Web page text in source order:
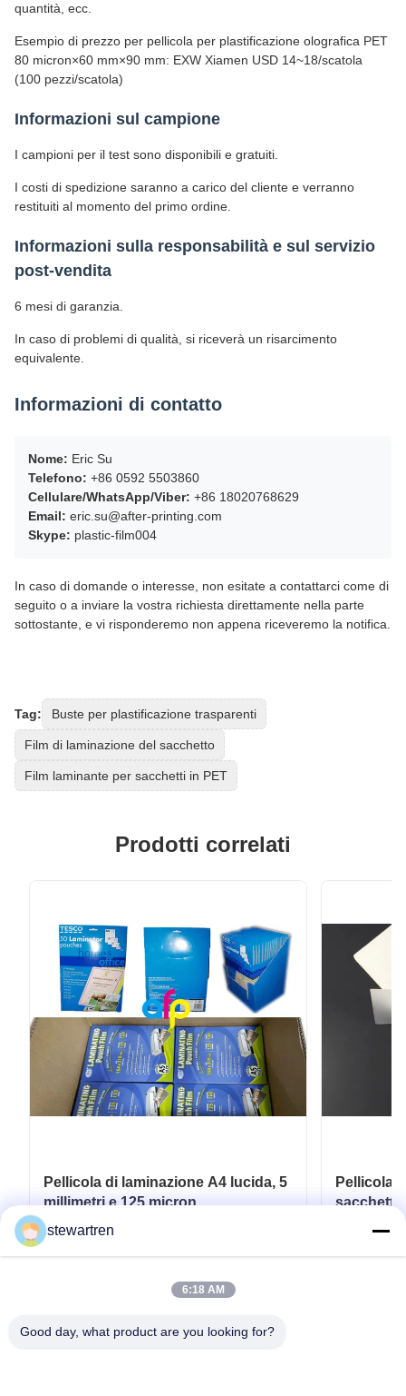
quantità, ecc.
Esempio di prezzo per pellicola per plastificazione olografica PET
80 micron×60 mm×90 mm: EXW Xiamen USD 14~18/scatola
(100 pezzi/scatola)
Informazioni sul campione
I campioni per il test sono disponibili e gratuiti.
I costi di spedizione saranno a carico del cliente e verranno
restituiti al momento del primo ordine.
Informazioni sulla responsabilità e sul servizio
post-vendita
6 mesi di garanzia.
In caso di problemi di qualità, si riceverà un risarcimento
equivalente.
Informazioni di contatto
Nome: Eric Su
Telefono: +86 0592 5503860
Cellulare/WhatsApp/Viber: +86 18020768629
Email: eric.su@after-printing.com
Skype: plastic-film004
In caso di domande o interesse, non esitate a contattarci come di
seguito o a inviare la vostra richiesta direttamente nella parte
sottostante, e vi risponderemo non appena riceveremo la notifica.
Tag: Buste per plastificazione trasparenti
Film di laminazione del sacchetto
Film laminante per sacchetti in PET
Prodotti correlati
Pellicola di laminazione A4 lucida, 5
millimetri e 125 micron.
Pellicola
sacchetto
micron e
stewartren
6:18 AM
Good day, what product are you looking for?